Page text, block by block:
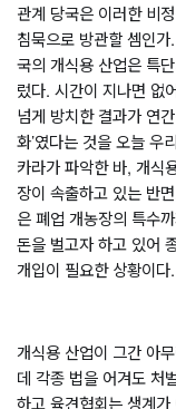
관계 당국은 이러한 비
침묵으로 방관할 셈인가.
국의 개식용 산업은 특
렀다. 시간이 지나면 없
넘게 방치한 결과가 연간
화’였다는 것을 오늘 우
카라가 파악한 바, 개식
장이 속출하고 있는 반면
은 폐업 개농장의 특수
돈을 벌고자 하고 있어
개입이 필요한 상황이다.
개식용 산업이 그간 아
데 각종 법을 어겨도 처
하고 육견협회는 생계